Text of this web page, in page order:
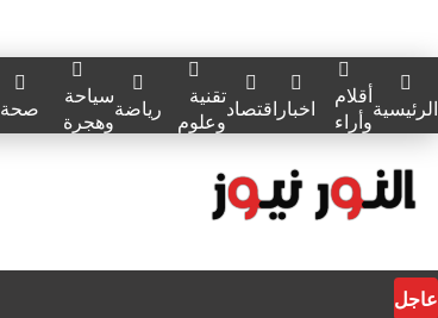
الرئيسيةأقلام
وأراء
اخبار اقتصادتقنية
وعلوم
رياضةسياحة
وهجرة
صحة
عاجل